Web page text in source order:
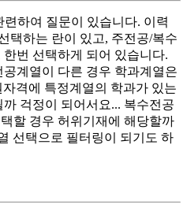
하여 질문이 있습니다. 이력
택하는 란이 있고, 주전공/복수
번 선택하게 되어 있습니다.
계열이 다른 경우 학과계열은
격에 특정계열의 학과가 있는
걱정이 되어서요... 복수전공
할 경우 허위기재에 해당할까
선택으로 필터링이 되기도 하